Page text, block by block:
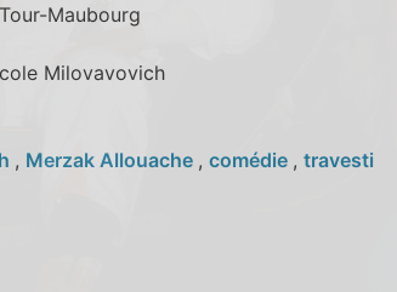
Maubourg
Milovavovich
, Merzak Allouache , comédie , travesti